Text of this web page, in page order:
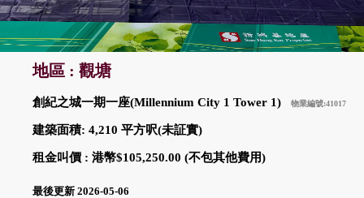
地區 : 觀塘
創紀之城一期一座(Millennium City 1 Tower 1) 物業編號:41017
建築面積: 4,210 平方呎(未証實)
租金叫價 : 港幣$105,250.00 (不包其他費用)
最後更新 2026-05-06